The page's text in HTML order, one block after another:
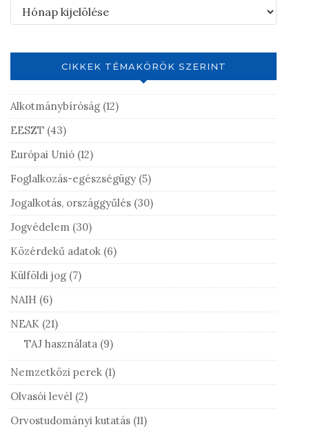
CIKKEK TÉMAKÖRÖK SZERINT
Alkotmánybíróság (12)
EESZT (43)
Európai Unió (12)
Foglalkozás-egészségügy (5)
Jogalkotás, országgyűlés (30)
Jogvédelem (30)
Közérdekű adatok (6)
Külföldi jog (7)
NAIH (6)
NEAK (21)
TAJ használata (9)
Nemzetközi perek (1)
Olvasói levél (2)
Orvostudományi kutatás (11)